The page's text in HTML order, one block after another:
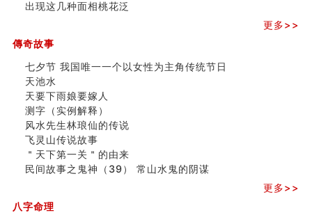
南半球的八字如何推排
额相与命运
从痣看相
姓名陰陽配置的凶吉
六爻測住宅風水 (四)
玄空本义 (五)
财务办公室风水布局
精选1500个五行属木的字
玄空本义 (四)
八字算命：女命八字里日坐伤官克夫？
订婚就是定结婚日子吗
出现这几种面相桃花泛
更多>>
傳奇故事
七夕节 我国唯一一个以女性为主角传统节日
天池水
天要下雨娘要嫁人
测字（实例解释）
风水先生林琅仙的传说
飞灵山传说故事
＂天下第一关＂的由来
民间故事之鬼神（39） 常山水鬼的阴谋
更多>>
八字命理